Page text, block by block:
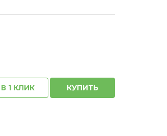
1 КЛИК КУПИТЬ